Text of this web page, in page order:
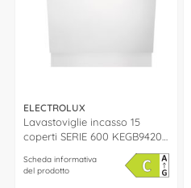
ELECTROLUX
Lavastoviglie incasso 15
coperti SERIE 600 KEGB9420L
(L60cm)
Scheda informativa
del prodotto